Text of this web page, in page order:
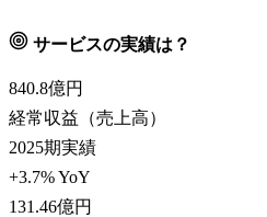
サービスの実績は？
840.8億円
経常収益（売上高）
2025期実績
+3.7% YoY
131.46億円